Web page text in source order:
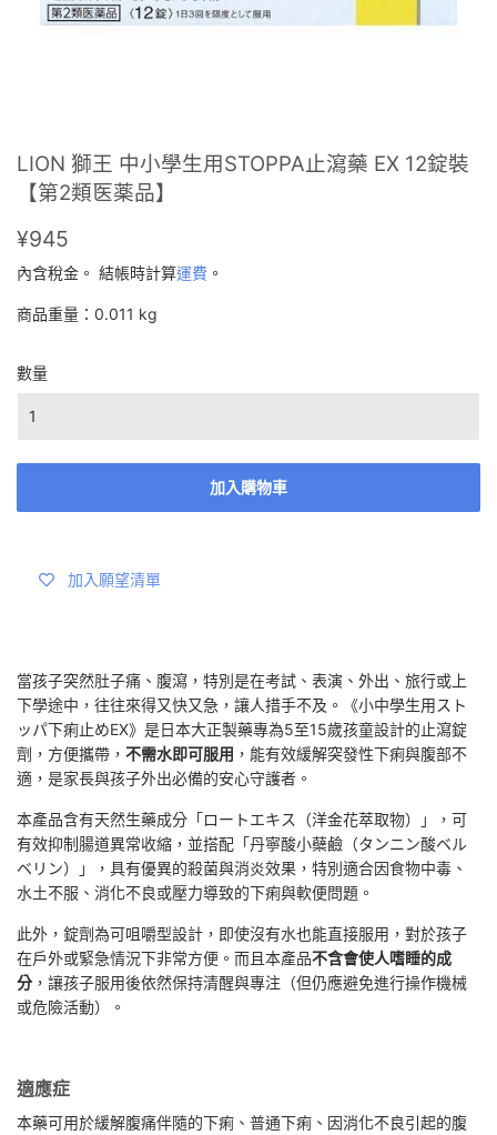
LION 獅王 中小學生用STOPPA止瀉藥 EX 12錠裝
【第2類医薬品】
¥945
內含稅金。 結帳時計算運費 。
商品重量：0.011 kg
數量
加入購物車
加入願望清單
當孩子突然肚子痛、腹瀉，特別是在考試、表演、外出、旅行或上
下學途中，往往來得又快又急，讓人措手不及。《小中學生用スト
ッパ下痢止めEX》是日本大正製藥專為5至15歲孩童設計的止瀉錠
劑，方便攜帶， 不需水即可服用 ，能有效緩解突發性下痢與腹部不
適，是家長與孩子外出必備的安心守護者。
本產品含有天然生藥成分「ロートエキス（洋金花萃取物）」，可
有效抑制腸道異常收縮，並搭配「丹寧酸小蘗鹼（タンニン酸ベル
ベリン）」，具有優異的殺菌與消炎效果，特別適合因食物中毒、
水土不服、消化不良或壓力導致的下痢與軟便問題。
此外，錠劑為可咀嚼型設計，即使沒有水也能直接服用，對於孩子
在戶外或緊急情況下非常方便。而且本產品不含會使人嗜睡的成
分 ，讓孩子服用後依然保持清醒與專注（但仍應避免進行操作機械
或危險活動）。
適應症
本藥可用於緩解腹痛伴隨的下痢、普通下痢、因消化不良引起的腹